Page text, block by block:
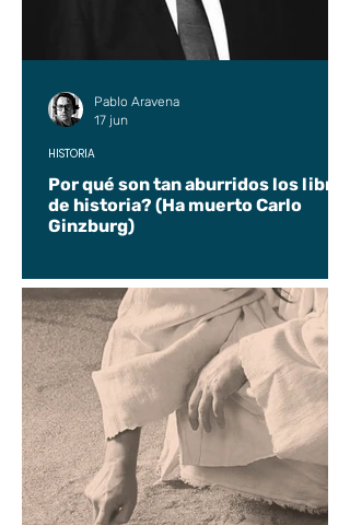
Por qué son tan aburridos los libros
de historia? (Ha muerto Carlo
Ginzburg)
HISTORIA
Pablo Aravena
17 jun